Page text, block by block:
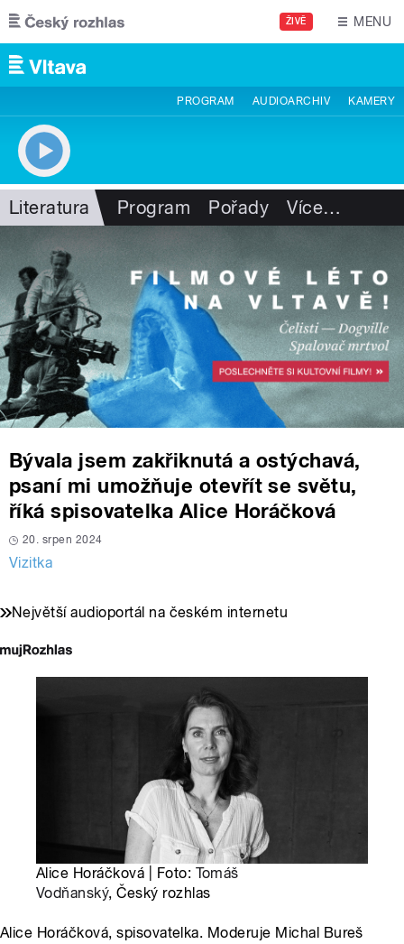
Přejít k hlavnímu obsahu
ŽIVĚ MENU
PROGRAM AUDIOARCHIV KAMERY
Literatura Program Pořady Více…
Bývala jsem zakřiknutá a ostýchavá,
psaní mi umožňuje otevřít se světu,
říká spisovatelka Alice Horáčková
20. srpen 2024
Vizitka
Největší audioportál na českém internetu
Alice Horáčková | Foto: Tomáš
Vodňanský, Český rozhlas
Alice Horáčková, spisovatelka. Moderuje Michal Bureš